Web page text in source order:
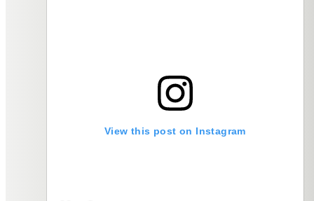
View this post on Instagram